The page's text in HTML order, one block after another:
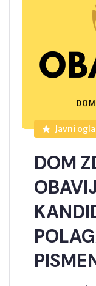
Javni
DOM